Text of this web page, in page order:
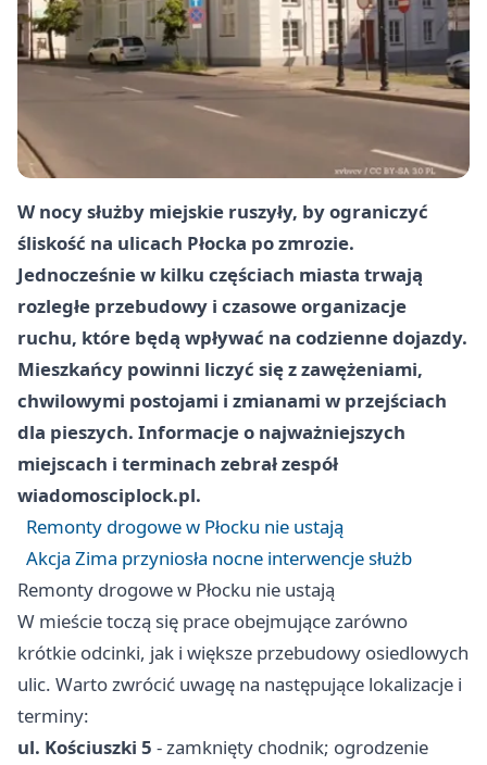
W nocy służby miejskie ruszyły, by ograniczyć
śliskość na ulicach Płocka po zmrozie.
Jednocześnie w kilku częściach miasta trwają
rozległe przebudowy i czasowe organizacje
ruchu, które będą wpływać na codzienne dojazdy.
Mieszkańcy powinni liczyć się z zawężeniami,
chwilowymi postojami i zmianami w przejściach
dla pieszych. Informacje o najważniejszych
miejscach i terminach zebrał zespół
wiadomosciplock.pl.
Remonty drogowe w Płocku nie ustają
Akcja Zima przyniosła nocne interwencje służb
Remonty drogowe w Płocku nie ustają
W mieście toczą się prace obejmujące zarówno
krótkie odcinki, jak i większe przebudowy osiedlowych
ulic. Warto zwrócić uwagę na następujące lokalizacje i
terminy:
ul. Kościuszki 5 - zamknięty chodnik; ogrodzenie